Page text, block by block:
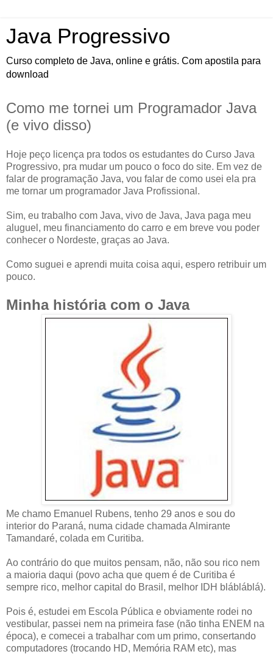
Java Progressivo
Curso completo de Java, online e grátis. Com apostila para
download
Como me tornei um Programador Java
(e vivo disso)
Hoje peço licença pra todos os estudantes do Curso Java
Progressivo, pra mudar um pouco o foco do site. Em vez de
falar de programação Java, vou falar de como usei ela pra
me tornar um programador Java Profissional.
Sim, eu trabalho com Java, vivo de Java, Java paga meu
aluguel, meu financiamento do carro e em breve vou poder
conhecer o Nordeste, graças ao Java.
Como suguei e aprendi muita coisa aqui, espero retribuir um
pouco.
Minha história com o Java
Me chamo Emanuel Rubens, tenho 29 anos e sou do
interior do Paraná, numa cidade chamada Almirante
Tamandaré, colada em Curitiba.
Ao contrário do que muitos pensam, não, não sou rico nem
a maioria daqui (povo acha que quem é de Curitiba é
sempre rico, melhor capital do Brasil, melhor IDH blábláblá).
Pois é, estudei em Escola Pública e obviamente rodei no
vestibular, passei nem na primeira fase (não tinha ENEM na
época), e comecei a trabalhar com um primo, consertando
computadores (trocando HD, Memória RAM etc), mas